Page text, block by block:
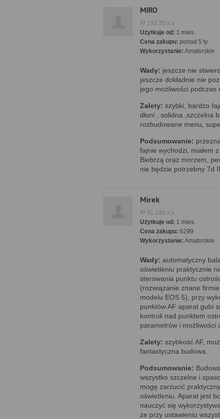
MIRO
IP 193.35.x.x
Użytkuje od: 1 mies.
Cena zakupu: ponad 5 ty
Wykorzystanie: Amatorskie
Wady: jeszcze nie
jeszcze dokładnie nie
jego możliwości podczas
Zalety: szybki, bardzo
dłoni , solidna ,szczelna
rozbudowane menu,
Podsumowanie:
fajnie wychodzi, miałem
Biebrzą oraz morzem,
nie będzie potrzebny 7d
Mirek
IP 91.240.x.x
Użytkuje od: 1 mies.
Cena zakupu: 6299
Wykorzystanie: Amatorskie
Wady: automatyczny
oświetleniu praktycznie
sterowania punktu
(rozwiązanie znane
modelu EOS 5), przy
punktów AF aparat gubi
kontroli nad punktem
parametrów i możliwości
Zalety: szybkość AF,
fantastyczna budowa.
Podsumowanie:
wszystko szczelne i
mogę zarzucić
oświetleniu. Aparat jest
nauczyć się
że przy ustawieniu